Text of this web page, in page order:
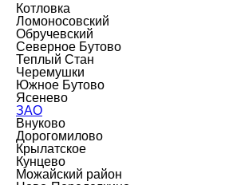
Котловка
Ломоносовский
Обручевский
Северное Бутово
Теплый Стан
Черемушки
Южное Бутово
Ясенево
ЗАО
Внуково
Дорогомилово
Крылатское
Кунцево
Можайский район